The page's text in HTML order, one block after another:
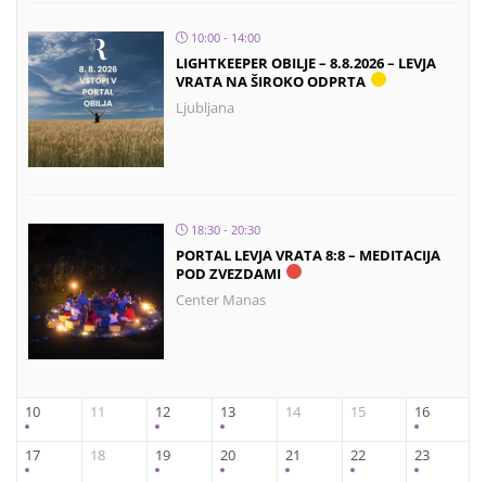
10:00 - 14:00
LIGHTKEEPER OBILJE – 8.8.2026 – LEVJA
VRATA NA ŠIROKO ODPRTA
Ljubljana
18:30 - 20:30
PORTAL LEVJA VRATA 8:8 – MEDITACIJA
POD ZVEZDAMI
Center Manas
10 11 12 13 14 15 16
17 18 19 20 21 22 23